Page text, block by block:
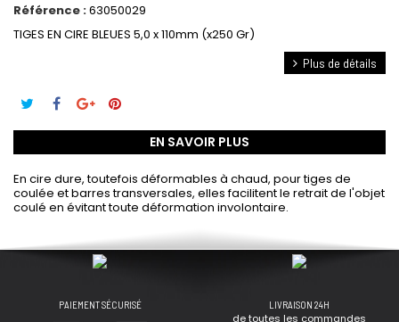
Référence :63050029
TIGES EN CIRE BLEUES 5,0 x 110mm (x250 Gr)
Plus de détails
EN SAVOIR PLUS
En cire dure, toutefois déformables à chaud, pour tiges de
coulée et barres transversales, elles facilitent le retrait de l'objet
coulé en évitant toute déformation involontaire.
PAIEMENT SÉCURISÉ LIVRAISON 24H
de toutes les commandes